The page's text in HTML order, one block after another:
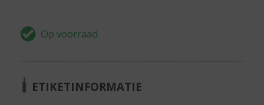
ETIKETINFORMATIE